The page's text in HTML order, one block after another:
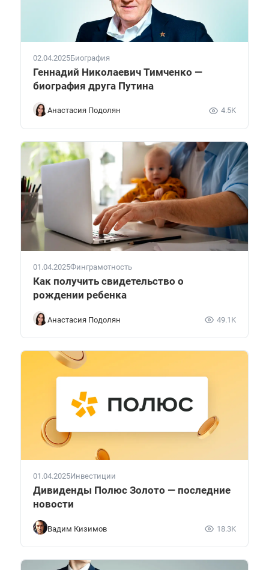
02.04.2025Биография
Геннадий Николаевич Тимченко —
биография друга Путина
Анастасия Подолян 4.5K
01.04.2025Финграмотность
Как получить свидетельство о
рождении ребенка
Анастасия Подолян 49.1K
01.04.2025Инвестиции
Дивиденды Полюс Золото — последние
новости
Вадим Кизимов 18.3K